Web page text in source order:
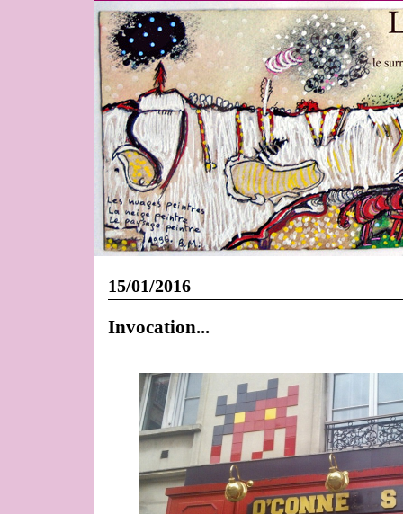
15/01/2016
Invocation...